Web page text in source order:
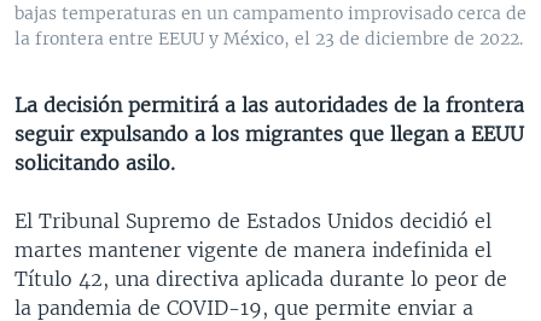
LAS CLAVES
BUENOS DÍAS AMÉRICA
EL MUNDO AL DÍA [RADIO]
FORO [RADIO]
NOTA ECONÓMICA
ENTRETENIMIENTO
SÍGANOS
Idiomas
bajas temperaturas en un campamento improvisado cerca de
la frontera entre EEUU y México, el 23 de diciembre de 2022.
La decisión permitirá a las autoridades de la frontera
seguir expulsando a los migrantes que llegan a EEUU
solicitando asilo.
El Tribunal Supremo de Estados Unidos decidió el
martes mantener vigente de manera indefinida el
Título 42, una directiva aplicada durante lo peor de
la pandemia de COVID-19, que permite enviar a